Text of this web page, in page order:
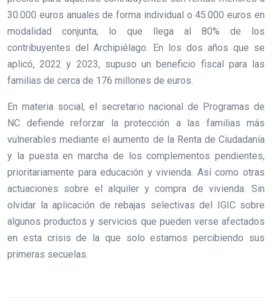
30.000 euros anuales de forma individual o 45.000 euros en
modalidad conjunta; lo que llega al 80% de los
contribuyentes del Archipiélago. En los dos años que se
aplicó, 2022 y 2023, supuso un beneficio fiscal para las
familias de cerca de 176 millones de euros.
En materia social, el secretario nacional de Programas de
NC defiende reforzar la protección a las familias más
vulnerables mediante el aumento de la Renta de Ciudadanía
y la puesta en marcha de los complementos pendientes,
prioritariamente para educación y vivienda. Así como otras
actuaciones sobre el alquiler y compra de vivienda. Sin
olvidar la aplicación de rebajas selectivas del IGIC sobre
algunos productos y servicios que pueden verse afectados
en esta crisis de la que solo estamos percibiendo sus
primeras secuelas.